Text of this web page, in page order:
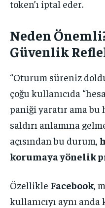
token’ı iptal eder.
Neden
Güvenlik
“Oturum süreniz
çoğu kullanıcıda
paniği yaratır ama bu
saldırı anlamına
açısından bu durum,
korumaya yönelik
Özellikle Facebook,
kullanıcıyı aynı